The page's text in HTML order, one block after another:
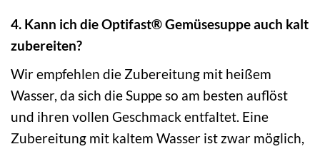
4. Kann ich die Optifast® Gemüsesuppe auch kalt
zubereiten?
Wir empfehlen die Zubereitung mit heißem
Wasser, da sich die Suppe so am besten auflöst
und ihren vollen Geschmack entfaltet. Eine
Zubereitung mit kaltem Wasser ist zwar möglich,